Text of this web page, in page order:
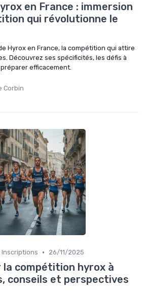
en France : immersion
qui révolutionne le
Hyrox en France, la compétition qui attire
Découvrez ses spécificités, les défis à
efficacement.
Corbin
• 26/11/2025
la compétition hyrox à
conseils et perspectives